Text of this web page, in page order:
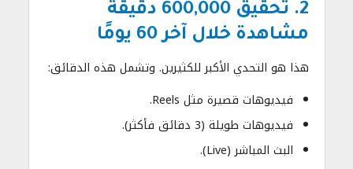
2. تحقيق 600,000 دقيقة
مشاهدة خلال آخر 60 يومًا
هذا هو التحدي الأكبر للكثيرين. وتشمل هذه الدقائق:
فيديوهات قصيرة مثل Reels.
فيديوهات طويلة (3 دقائق فأكثر).
البث المباشر (Live).